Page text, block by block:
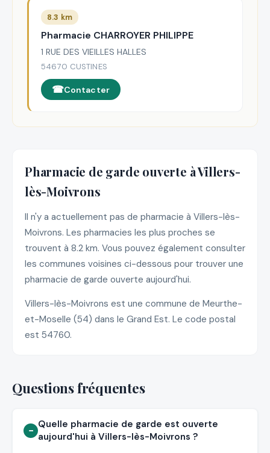
8.3 km
Pharmacie CHARROYER PHILIPPE
1 RUE DES VIEILLES HALLES
54670 CUSTINES
Contacter
Pharmacie de garde ouverte à Villers-
lès-Moivrons
Il n'y a actuellement pas de pharmacie à Villers-lès-
Moivrons. Les pharmacies les plus proches se
trouvent à 8.2 km. Vous pouvez également consulter
les communes voisines ci-dessous pour trouver une
pharmacie de garde ouverte aujourd'hui.
Villers-lès-Moivrons est une commune de Meurthe-
et-Moselle (54) dans le Grand Est. Le code postal
est 54760.
Questions fréquentes
Quelle pharmacie de garde est ouverte
aujourd'hui à Villers-lès-Moivrons ?